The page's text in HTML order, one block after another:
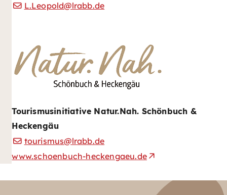
L.Leopold@lrabb.de
Tourismusinitiative Natur.Nah. Schönbuch &
Heckengäu
tourismus@lrabb.de
www.schoenbuch-heckengaeu.de